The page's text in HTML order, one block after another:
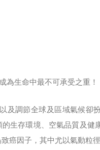
為生命中最不可承受之重！
及調節全球及區域氣候卻
生存環境、空氣品質及健
癌因子，其中尤以氣動粒